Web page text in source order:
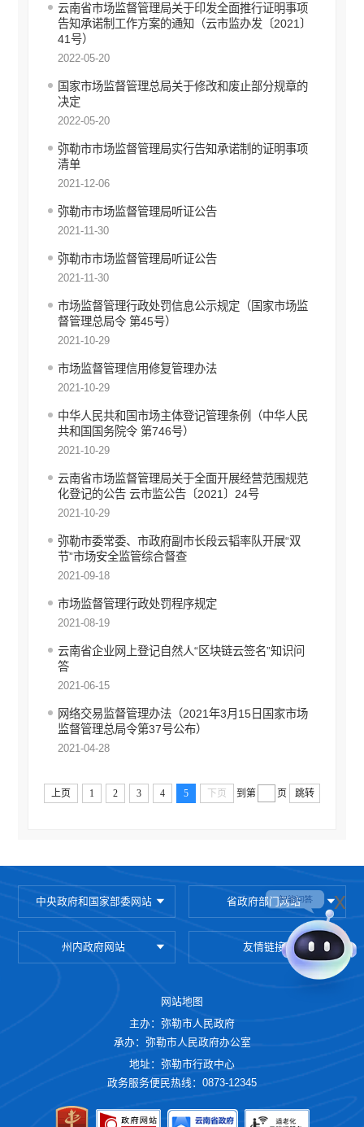
税收管理信息公开
安全生产信息公开
环境保护信息公开
财政信息公开
价格和收费信息公开
行政审批信息公开
审计信息公开
住房保障信息公开
国有土地上房屋征收补偿信息公开
自然资源政务公开
不动产登记公告
工商登记和事中事后监管信息公开
教育信息公开
文化旅游信息公开
乡村振兴信息公开
推进户籍和出入境管理服务公开
就业创业信息公开
公共资源交易信息公开
科技管理和项目经费信息公开
国有企业信息公开
产品质量监管执法信息公开
知识产权信息公开
综合行政执法信息公开
行政许可
行政处罚和行政强制
行政事业性收费
建议提案办理答复
财政预决算
政府集中采购
重大建设项目信息公开
减税降费
医疗卫生
养老服务
义务教育
云南省市场监督管理局关于印发全面推行证明事项
告知承诺制工作方案的通知（云市监办发〔2021〕
41号）
2022-05-20
国家市场监督管理总局关于修改和废止部分规章的
决定
2022-05-20
弥勒市市场监督管理局实行告知承诺制的证明事项
清单
2021-12-06
弥勒市市场监督管理局听证公告
2021-11-30
弥勒市市场监督管理局听证公告
2021-11-30
市场监督管理行政处罚信息公示规定（国家市场监
督管理总局令 第45号）
2021-10-29
市场监督管理信用修复管理办法
2021-10-29
中华人民共和国市场主体登记管理条例（中华人民
共和国国务院令 第746号）
2021-10-29
云南省市场监督管理局关于全面开展经营范围规范
化登记的公告 云市监公告〔2021〕24号
2021-10-29
弥勒市委常委、市政府副市长段云韬率队开展“双
节”市场安全监管综合督查
2021-09-18
市场监督管理行政处罚程序规定
2021-08-19
云南省企业网上登记自然人“区块链云签名”知识问
答
2021-06-15
网络交易监督管理办法（2021年3月15日国家市场
监督管理总局令第37号公布）
2021-04-28
上页 1 2 3 4 5 下页 到第 页 跳转
中央政府和国家部委网站 省政府部门网站
州内政府网站 友情链接
网站地图
主办：弥勒市人民政府
承办：弥勒市人民政府办公室
地址：弥勒市行政中心
政务服务便民热线：0873-12345
x